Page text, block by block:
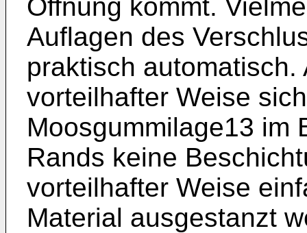
Öffnung kommt.
Auflagen des
praktisch
vorteilhafter Weise
Moosgummilage13 im
Rands keine
vorteilhafter Weise
Material ausgestanzt